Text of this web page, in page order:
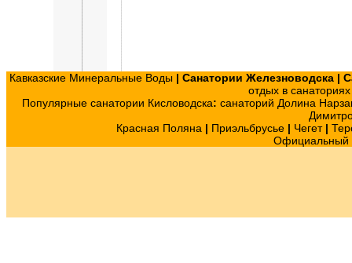
Кавказские Минеральные Воды | Санатории Железноводска |
отдых в
Популярные санатории Кисловодска: санаторий Долина
Красная Поляна | Приэльбрусье| Чегет|
Официальный